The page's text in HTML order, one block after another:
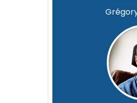
Grégory